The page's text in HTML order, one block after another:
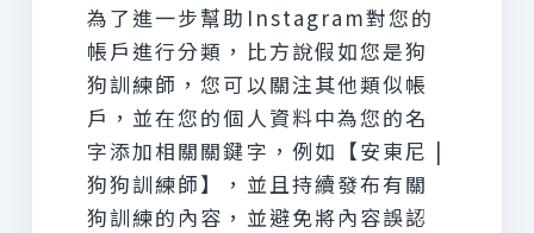
為了進一步幫助Instagram對您的
帳戶進行分類，比方說假如您是狗
狗訓練師，您可以關注其他類似帳
戶，並在您的個人資料中為您的名
字添加相關關鍵字，例如【安東尼 |
狗狗訓練師】，並且持續發布有關
狗訓練的內容，並避免將內容誤認